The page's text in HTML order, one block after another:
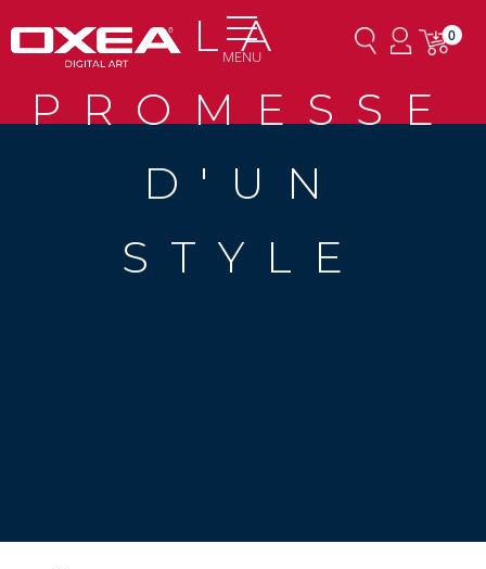
MENU
0
LA
PROMESSE
D'UN
STYLE